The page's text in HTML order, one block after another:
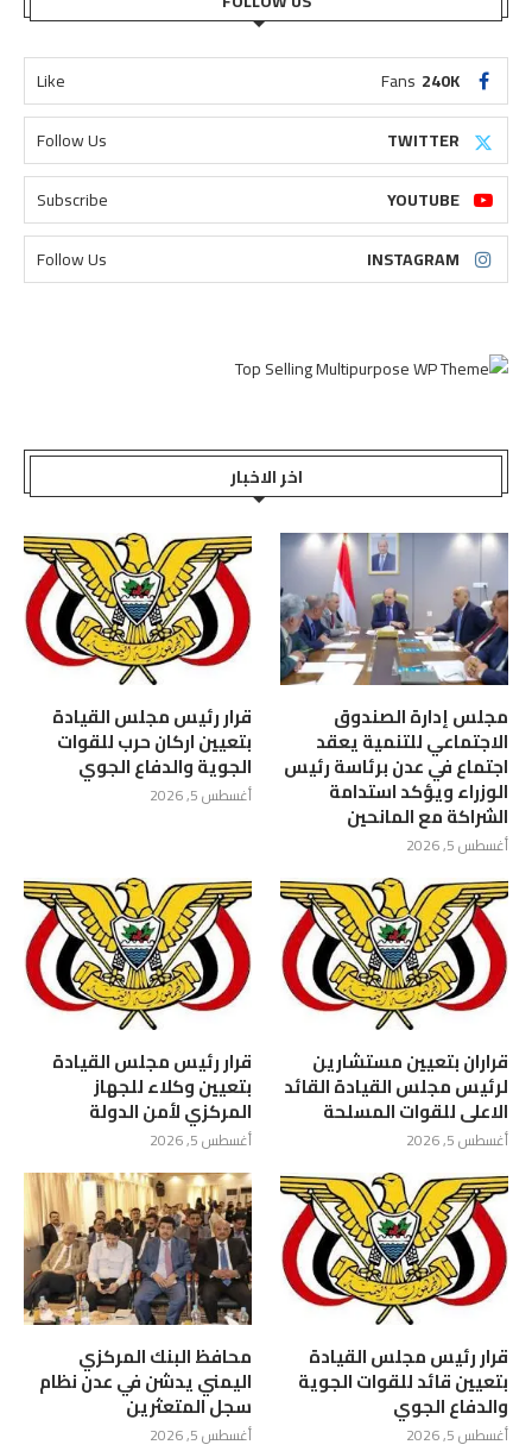
240K
Fans
Like
TWITTER
Follow Us
YOUTUBE
Subscribe
INSTAGRAM
Follow Us
اخر الاخبار
مجلس إدارة الصندوق
الاجتماعي للتنمية يعقد
اجتماع في عدن برئاسة رئيس
الوزراء ويؤكد استدامة
الشراكة مع المانحين
أغسطس 5, 2026
قرار رئيس مجلس القيادة
بتعيين اركان حرب للقوات
الجوية والدفاع الجوي
أغسطس 5, 2026
قراران بتعيين مستشارين
لرئيس مجلس القيادة القائد
الاعلى للقوات المسلحة
أغسطس 5, 2026
قرار رئيس مجلس القيادة
بتعيين وكلاء للجهاز
المركزي لأمن الدولة
أغسطس 5, 2026
قرار رئيس مجلس القيادة
بتعيين قائد للقوات الجوية
والدفاع الجوي
أغسطس 5, 2026
محافظ البنك المركزي
اليمني يدشن في عدن نظام
سجل المتعثرين
أغسطس 5, 2026